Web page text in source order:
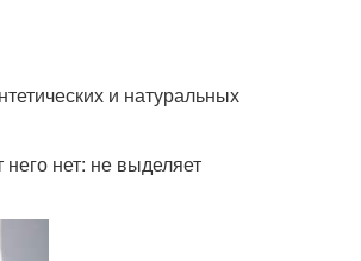
и натуральных
нет: не выделяет